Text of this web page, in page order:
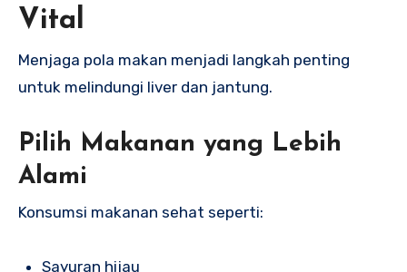
Vital
Menjaga pola makan menjadi langkah penting
untuk melindungi liver dan jantung.
Pilih Makanan yang Lebih
Alami
Konsumsi makanan sehat seperti:
Sayuran hijau